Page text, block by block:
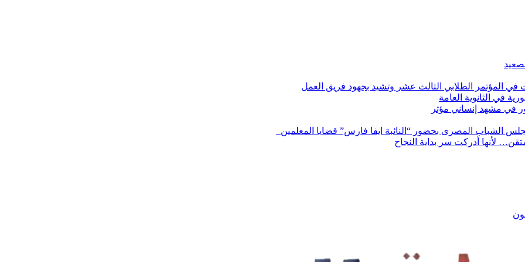
في المؤتمر الطلابي الثالث عشر وتشيد بجهود فريق العمل
في الثانوية العامة
في مشهد إنساني مؤثر
الشباب المصرى بحضور “النائبة ايفا فارس” قضايا المعلمين
لأنها أدركت سر بداية النجاح